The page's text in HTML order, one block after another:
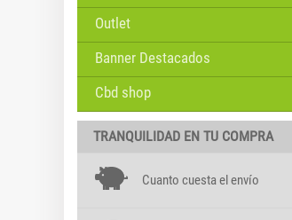
Outlet
Banner Destacados
Cbd shop
TRANQUILIDAD EN TU COMPRA
Cuanto cuesta el envío